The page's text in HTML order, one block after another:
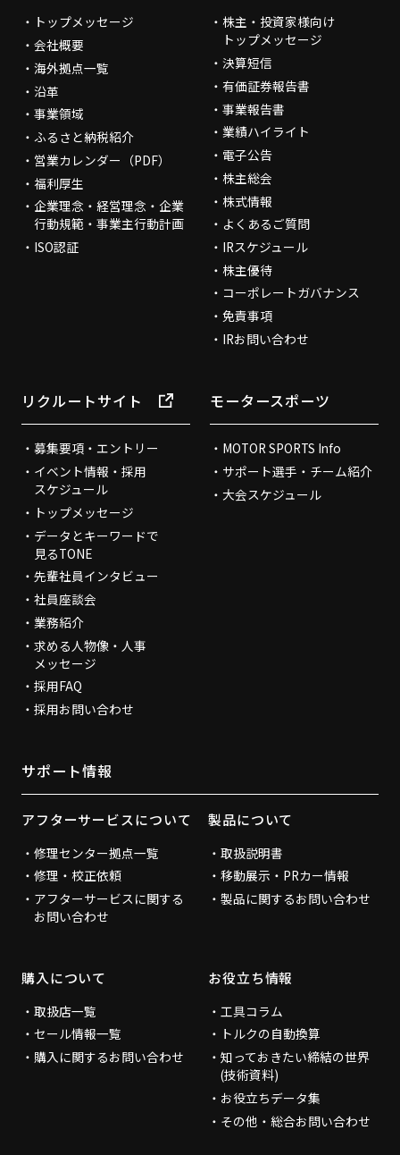
トップメッセージ
会社概要
海外拠点一覧
沿革
事業領域
ふるさと納税紹介
営業カレンダー（PDF）
福利厚生
企業理念・経営理念・企業
行動規範・事業主行動計画
ISO認証
株主・投資家様向け
トップメッセージ
決算短信
有価証券報告書
事業報告書
業績ハイライト
電子公告
株主総会
株式情報
よくあるご質問
IRスケジュール
株主優待
コーポレートガバナンス
免責事項
IRお問い合わせ
リクルートサイト
募集要項・エントリー
イベント情報・採用
スケジュール
トップメッセージ
データとキーワードで
見るTONE
先輩社員インタビュー
社員座談会
業務紹介
求める人物像・人事
メッセージ
採用FAQ
採用お問い合わせ
モータースポーツ
MOTOR SPORTS Info
サポート選手・チーム紹介
大会スケジュール
サポート情報
アフターサービスについて
修理センター拠点一覧
修理・校正依頼
アフターサービスに関する
お問い合わせ
製品について
取扱説明書
移動展示・PRカー情報
製品に関するお問い合わせ
購入について
取扱店一覧
セール情報一覧
購入に関するお問い合わせ
お役立ち情報
工具コラム
トルクの自動換算
知っておきたい締結の世界
(技術資料)
お役立ちデータ集
その他・総合お問い合わせ